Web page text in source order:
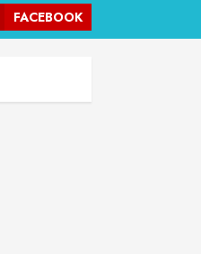
FACEBOOK